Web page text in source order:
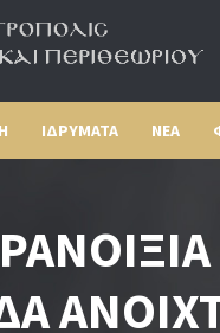
ΙΔΡΥΜΑΤΑ ΝΕΑ